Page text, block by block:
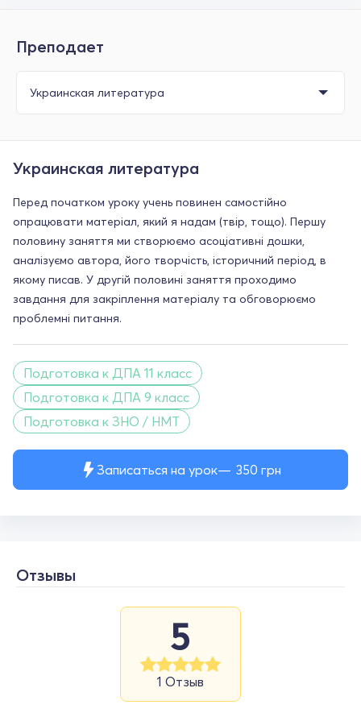
Преподает
Записаться на урок 350 грн
Украинская литература
Перед початком уроку учень повинен самостійно
опрацювати матеріал, який я надам (твір, тощо). Першу
половину заняття ми створюємо асоціативні дошки,
аналізуємо автора, його творчість, історичний період, в
якому писав. У другій половині заняття проходимо
завдання для закріплення матеріалу та обговорюємо
проблемні питання.
Подготовка к ДПА 11 класс
Подготовка к ДПА 9 класс
Подготовка к ЗНО / НМТ
Отзывы
5
1 Отзыв